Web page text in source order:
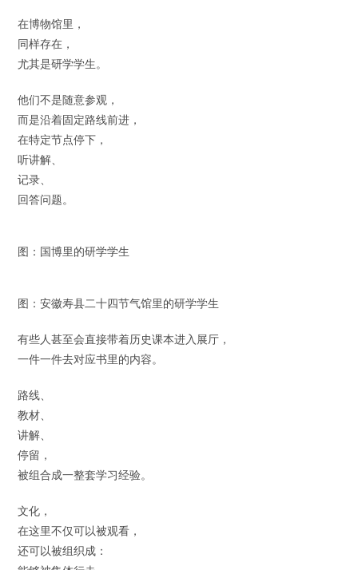
在博物馆里，
同样存在，
尤其是研学学生。
他们不是随意参观，
而是沿着固定路线前进，
在特定节点停下，
听讲解、
记录、
回答问题。
图：国博里的研学学生
图：安徽寿县二十四节气馆里的研学学生
有些人甚至会直接带着历史课本进入展厅，
一件一件去对应书里的内容。
路线、
教材、
讲解、
停留，
被组合成一整套学习经验。
文化，
在这里不仅可以被观看，
还可以被组织成：